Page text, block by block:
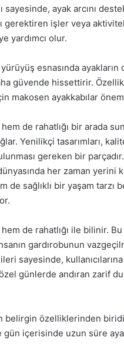
sayesinde, ayak arcını
işler veya
yardımcı olur.
yürüyüş esnasında
güvende hissettirir.
makosen ayakkabılar
hem de rahatlığı bir arada
Yenilikçi tasarımları,
gereken bir
her zaman
de sağlıklı bir yaşam
hem de rahatlığı ile bilinir.
gardırobunun
sayesinde,
günlerde andıran zarif
belirgin özelliklerinden
gün içerisinde uzun süre